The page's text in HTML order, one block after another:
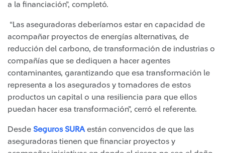
a la financiación”, completó.
“Las aseguradoras deberíamos estar en capacidad de
acompañar proyectos de energías alternativas, de
reducción del carbono, de transformación de industrias o
compañías que se dediquen a hacer agentes
contaminantes, garantizando que esa transformación le
representa a los asegurados y tomadores de estos
productos un capital o una resiliencia para que ellos
puedan hacer esa transformación”, cerró el referente.
Desde Seguros SURA están convencidos de que las
aseguradoras tienen que financiar proyectos y